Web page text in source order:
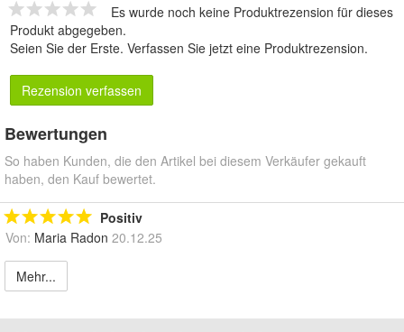
Es wurde noch keine Produktrezension für dieses
Produkt abgegeben.
Seien Sie der Erste. Verfassen Sie jetzt eine Produktrezension.
Rezension verfassen
Bewertungen
So haben Kunden, die den Artikel bei diesem Verkäufer gekauft
haben, den Kauf bewertet.
Positiv
Von: Maria Radon 20.12.25
Mehr...